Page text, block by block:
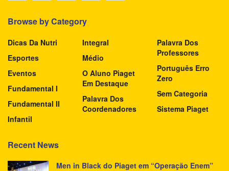
Browse by Category
Dicas Da Nutri
Esportes
Eventos
Fundamental I
Fundamental II
Infantil
Integral
Médio
O Aluno Piaget
Em Destaque
Palavra Dos
Coordenadores
Palavra Dos
Professores
Português Erro
Zero
Sem Categoria
Sistema Piaget
Recent News
Men in Black do Piaget em “Operação Enem”